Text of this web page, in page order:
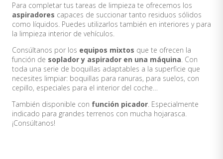
Para completar tus tareas de limpieza te ofrecemos los
aspiradores capaces de succionar tanto residuos sólidos
como líquidos. Puedes utilizarlos también en interiores y para
la limpieza interior de vehículos.
Consúltanos por los equipos mixtos que te ofrecen la
función de soplador y aspirador en una máquina. Con
toda una serie de boquillas adaptables a la superficie que
necesites limpiar: boquillas para ranuras, para suelos, con
cepillo, especiales para el interior del coche…
También disponible con función picador. Especialmente
indicado para grandes terrenos con mucha hojarasca.
¡Consúltanos!